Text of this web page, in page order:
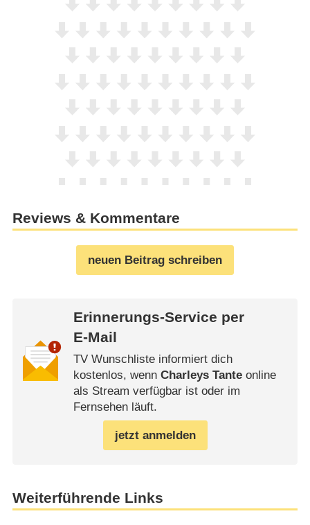
Reviews & Kommentare
neuen Beitrag schreiben
Erinnerungs-Service per
E-Mail
TV Wunschliste informiert dich
kostenlos, wenn Charleys Tanteonline
als Stream verfügbar ist oder im
Fernsehen läuft.
jetzt anmelden
Weiterführende Links